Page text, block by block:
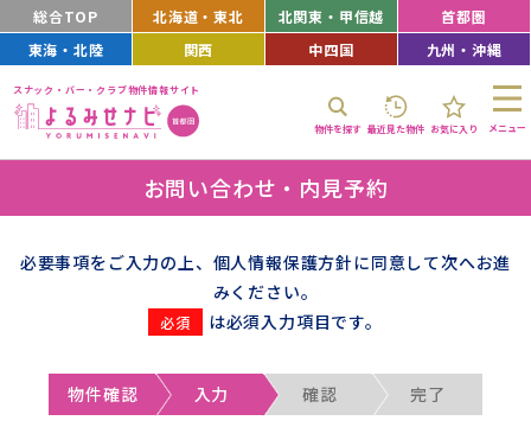
総合TOP 北海道・東北 北関東・甲信越
首都圏
東海・北陸
関西 中四国 九州・沖縄
スナック・バー・クラブ物件情報サイト
物件を探す 最近見た物件 お気に入り メニュー
お問い合わせ・内見予約
必要事項をご入力の上、個人情報保護方針に同意して次へお進
みください。
は必須入力項目です。
物件確認 入力 確認 完了